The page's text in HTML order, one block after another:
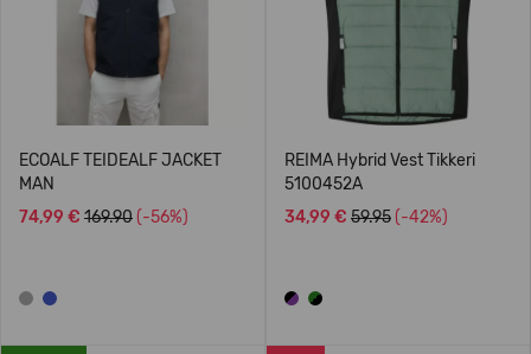
ECOALF TEIDEALF JACKET
MAN
74,99 € 169.90 (-56%)
REIMA Hybrid Vest Tikkeri
5100452A
34,99 € 59.95 (-42%)